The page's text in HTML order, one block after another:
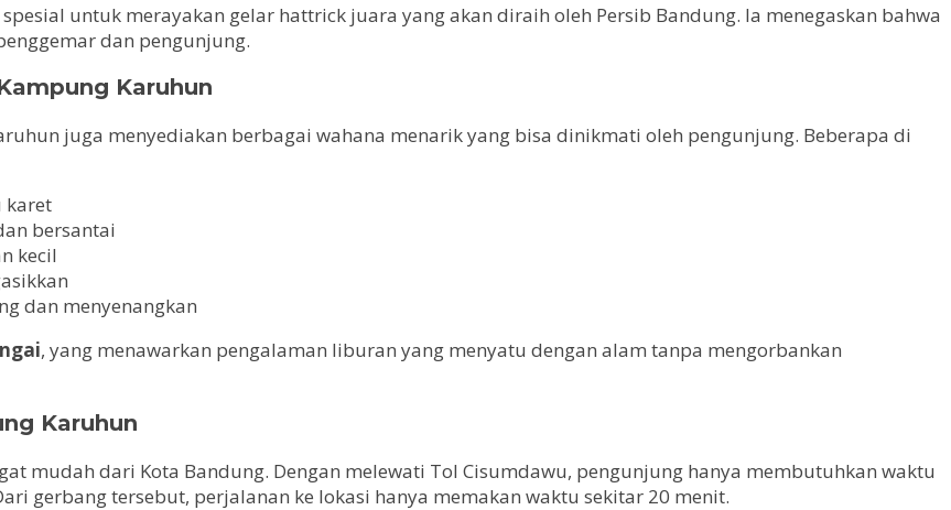
untuk merayakan gelar hattrick juara yang akan diraih oleh Persib Bandung. Ia menegaskan bahwa
dan pengunjung.
Karuhun
juga menyediakan berbagai wahana menarik yang bisa dinikmati oleh pengunjung. Beberapa di
karet
bersantai
kecil
dan menyenangkan
, yang menawarkan pengalaman liburan yang menyatu dengan alam tanpa mengorbankan
Karuhun
mudah dari Kota Bandung. Dengan melewati Tol Cisumdawu, pengunjung hanya membutuhkan waktu
gerbang tersebut, perjalanan ke lokasi hanya memakan waktu sekitar 20 menit.